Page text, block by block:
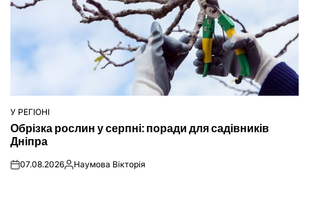
ОПУБЛІКУВАТИ
У
У РЕГІОНІ
Обрізка рослин у серпні: поради для садівників
Дніпра
on07.08.2026Опубліковано
Наумова Вікторія